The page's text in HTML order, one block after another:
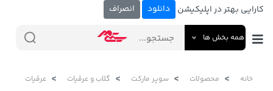
کارایی بهتر در اپلیکیشن دانلود انصراف
همه بخش ها
خانه محصولات سوپر مارکت گلاب و عرقیات
عرقیات